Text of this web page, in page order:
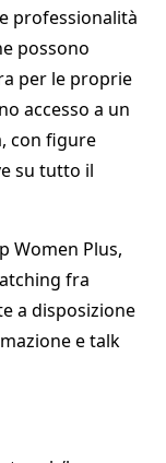
professionalità
possono
per le proprie
accesso a un
con figure
su tutto il
Women Plus,
fra
a disposizione
e talk